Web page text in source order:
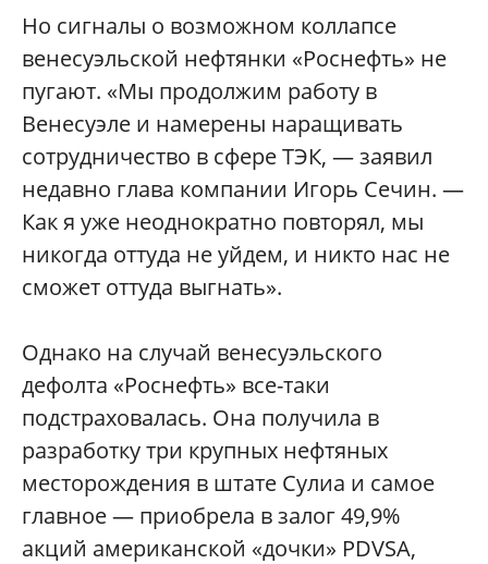
Но сигналы о возможном коллапсе
венесуэльской нефтянки «Роснефть» не
пугают. «Мы продолжим работу в
Венесуэле и намерены наращивать
сотрудничество в сфере ТЭК, — заявил
недавно глава компании Игорь Сечин. —
Как я уже неоднократно повторял, мы
никогда оттуда не уйдем, и никто нас не
сможет оттуда выгнать».
Однако на случай венесуэльского
дефолта «Роснефть» все-таки
подстраховалась. Она получила в
разработку три крупных нефтяных
месторождения в штате Сулиа и самое
главное — приобрела в залог 49,9%
акций американской «дочки» PDVSA,